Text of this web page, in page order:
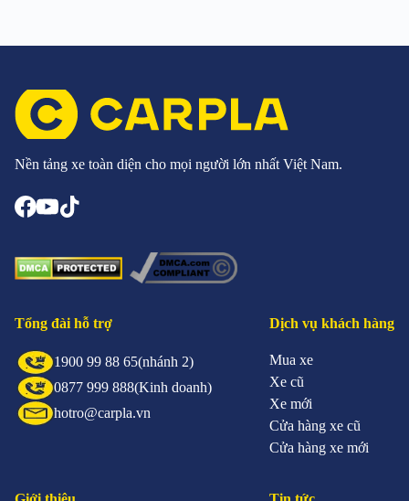
Nền tảng xe toàn diện cho mọi người lớn nhất Việt Nam.
Tổng đài hỗ trợ
1900 99 88 65(nhánh 2)
0877 999 888(Kinh doanh)
hotro@carpla.vn
Dịch vụ khách hàng
Mua xe
Xe cũ
Xe mới
Cửa hàng xe cũ
Cửa hàng xe mới